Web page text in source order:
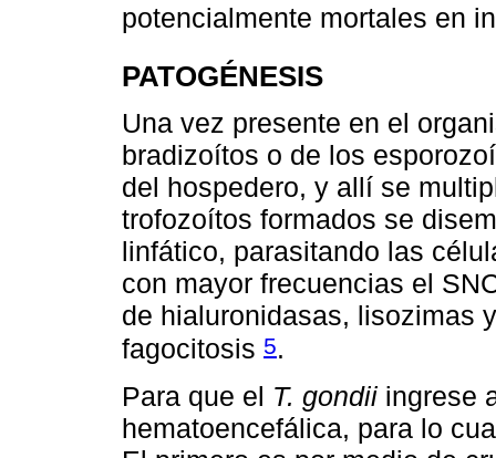
potencialmente mortales en
PATOGÉNESIS
Una vez presente en el
bradizoítos o de los
del hospedero, y allí se
trofozoítos formados se
linfático, parasitando las
con mayor frecuencias el
de hialuronidasas, lisozimas
fagocitosis 5.
Para que el T. gondii ingrese
hematoencefálica, para lo